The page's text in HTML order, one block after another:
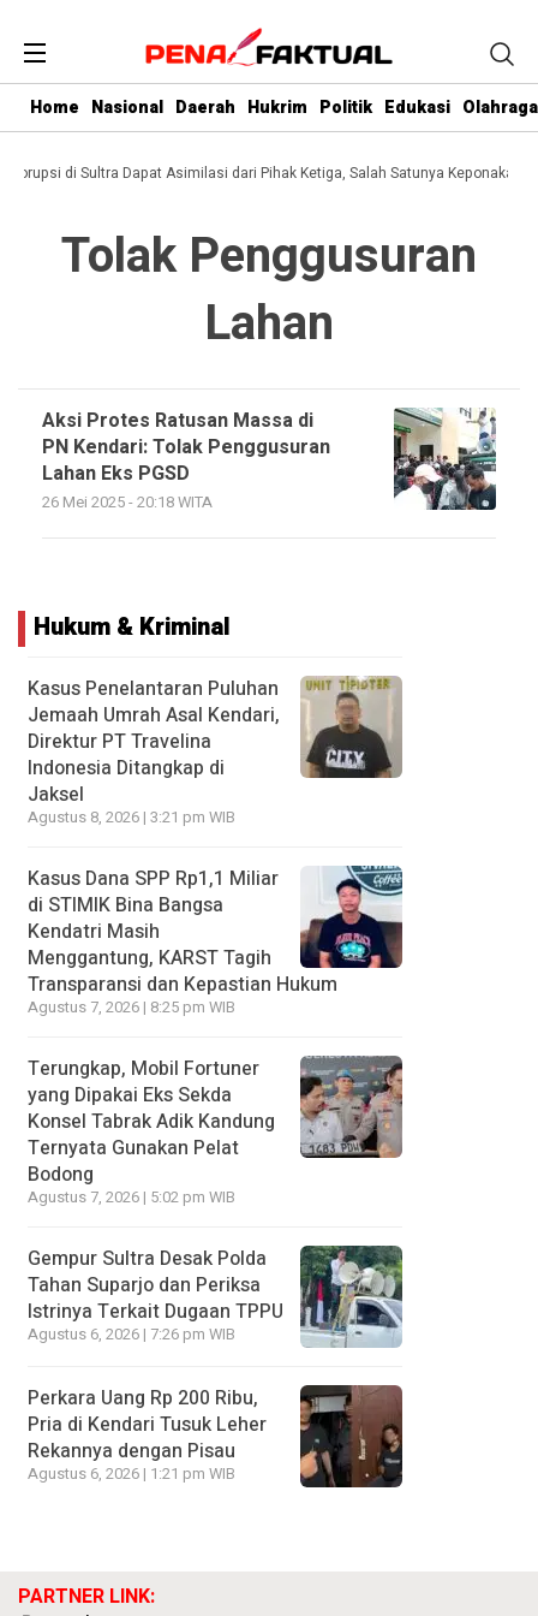
Home Nasional Daerah Hukrim Politik Edukasi Olahraga
Korupsi di Sultra Dapat Asimilasi dari Pihak Ketiga, Salah Satunya Keponakan
Tolak Penggusuran
Lahan
Aksi Protes Ratusan Massa di
PN Kendari: Tolak Penggusuran
Lahan Eks PGSD
26 Mei 2025 - 20:18 WITA
Hukum & Kriminal
Kasus Penelantaran Puluhan
Jemaah Umrah Asal Kendari,
Direktur PT Travelina
Indonesia Ditangkap di
Jaksel
Agustus 8, 2026 | 3:21 pm WIB
Kasus Dana SPP Rp1,1 Miliar
di STIMIK Bina Bangsa
Kendatri Masih
Menggantung, KARST Tagih
Transparansi dan Kepastian Hukum
Agustus 7, 2026 | 8:25 pm WIB
Terungkap, Mobil Fortuner
yang Dipakai Eks Sekda
Konsel Tabrak Adik Kandung
Ternyata Gunakan Pelat
Bodong
Agustus 7, 2026 | 5:02 pm WIB
Gempur Sultra Desak Polda
Tahan Suparjo dan Periksa
Istrinya Terkait Dugaan TPPU
Agustus 6, 2026 | 7:26 pm WIB
Perkara Uang Rp 200 Ribu,
Pria di Kendari Tusuk Leher
Rekannya dengan Pisau
Agustus 6, 2026 | 1:21 pm WIB
PARTNER LINK: